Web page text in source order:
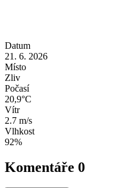
Datum
21. 6. 2026
Místo
Zliv
Počasí
20,9°C
Vítr
2.7 m/s
Vlhkost
92%
Komentáře 0